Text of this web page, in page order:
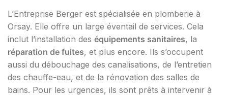
L’Entreprise Berger est spécialisée en plomberie à
Orsay. Elle offre un large éventail de services. Cela
inclut l’installation des équipements sanitaires, la
réparation de fuites, et plus encore. Ils s’occupent
aussi du débouchage des canalisations, de l’entretien
des chauffe-eau, et de la rénovation des salles de
bains. Pour les urgences, ils sont prêts à intervenir à